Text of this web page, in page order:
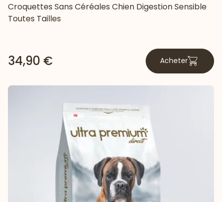
Croquettes Sans Céréales Chien Digestion Sensible
Toutes Tailles
34,90 € Acheter